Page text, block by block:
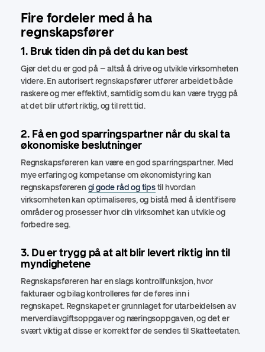
Fire fordeler med å ha
regnskapsfører
1. Bruk tiden din på det du kan best
Gjør det du er god på – altså å drive og utvikle virksomheten
videre. En autorisert regnskapsfører utfører arbeidet både
raskere og mer effektivt, samtidig som du kan være trygg på
at det blir utført riktig, og til rett tid.
2. Få en god sparringspartner når du skal ta
økonomiske beslutninger
Regnskapsføreren kan være en god sparringspartner. Med
mye erfaring og kompetanse om økonomistyring kan
regnskapsførerengi gode råd og tipstil hvordan
virksomheten kan optimaliseres, og bistå med å identifisere
områder og prosesser hvor din virksomhet kan utvikle og
forbedre seg.
3. Du er trygg på at alt blir levert riktig inn til
myndighetene
Regnskapsføreren har en slags kontrollfunksjon, hvor
fakturaer og bilag kontrolleres før de føres inn i
regnskapet. Regnskapet er grunnlaget for utarbeidelsen av
merverdiavgiftsoppgaver og næringsoppgaven, og det er
svært viktig at disse er korrekt før de sendes til Skatteetaten.